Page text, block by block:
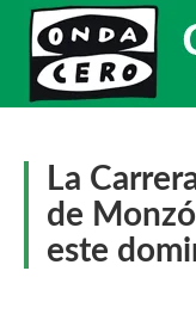
La
de
este